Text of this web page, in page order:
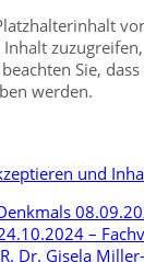
Sie,
werden.
und
–
Dr. Gisela